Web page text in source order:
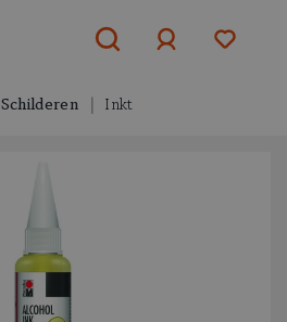
Schilderen Inkt